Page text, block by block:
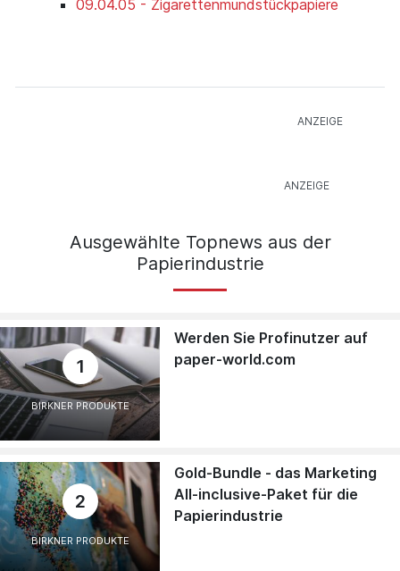
09.04.05 - Zigarettenmundstückpapiere
Ausgewählte Topnews aus der
Papierindustrie
1
BIRKNER PRODUKTE
Werden Sie Profinutzer auf
paper-world.com
2
BIRKNER PRODUKTE
Gold-Bundle - das Marketing
All-inclusive-Paket für die
Papierindustrie